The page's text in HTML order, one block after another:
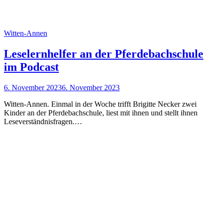
Witten-Annen
Leselernhelfer an der Pferdebachschule
im Podcast
6. November 20236. November 2023
Witten-Annen. Einmal in der Woche trifft Brigitte Necker zwei
Kinder an der Pferdebachschule, liest mit ihnen und stellt ihnen
Leseverständnisfragen.…